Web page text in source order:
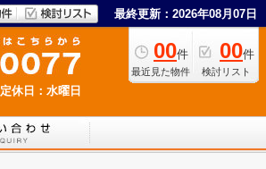
最終更新：2026年08月07日
00件
最近見た物件
00件
検討リスト
定休日：水曜日